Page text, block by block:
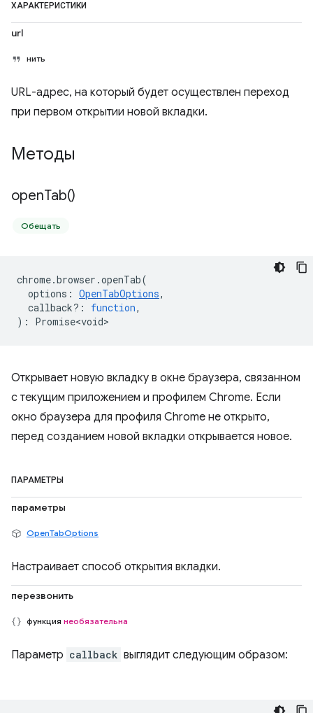
ХАРАКТЕРИСТИКИ
url
нить
URL-адрес, на который будет осуществлен переход
при первом открытии новой вкладки.
Методы
openTab()
Обещать
chrome.browser .openTab(
options : OpenTabOptions,
callback? : function,
) : Promise<void>
Открывает новую вкладку в окне браузера, связанном
с текущим приложением и профилем Chrome. Если
окно браузера для профиля Chrome не открыто,
перед созданием новой вкладки открывается новое.
ПАРАМЕТРЫ
параметры
OpenTabOptions
Настраивает способ открытия вкладки.
перезвонить
функция необязательна
Параметр callback выглядит следующим образом: